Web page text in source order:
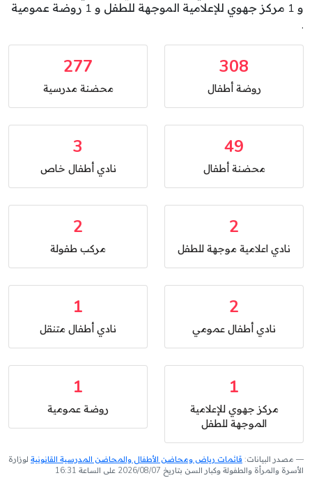
و 1 مركز جهوي للإعلامية الموجهة للطفل و 1 روضة عمومية
.
308
روضة أطفال
277
محضنة مدرسية
49
محضنة أطفال
3
نادي أطفال خاص
2
نادي اعلامية موجهة للطفل
2
مركب طفولة
2
نادي أطفال عمومي
1
نادي أطفال متنقل
1
مركز جهوي للإعلامية
الموجهة للطفل
1
روضة عمومية
مصدر البيانات: قائمات رياض ومحاضن الأطفال والمحاضن المدرسية القانونية لوزارة
الأسرة والمرأة والطفولة وكبار السن بتاريخ 2026/08/07 على الساعة 16:31